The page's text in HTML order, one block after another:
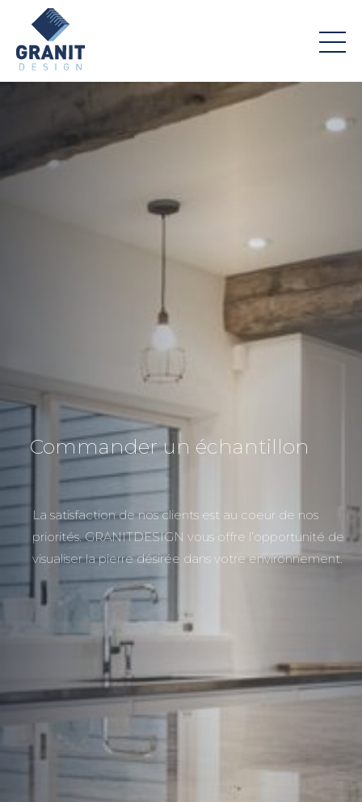
Commander un échantillon
La satisfaction de nos clients est au coeur de nos
priorités. GRANITDESIGN vous offre l’opportunité de
visualiser la pierre désirée dans votre environnement.